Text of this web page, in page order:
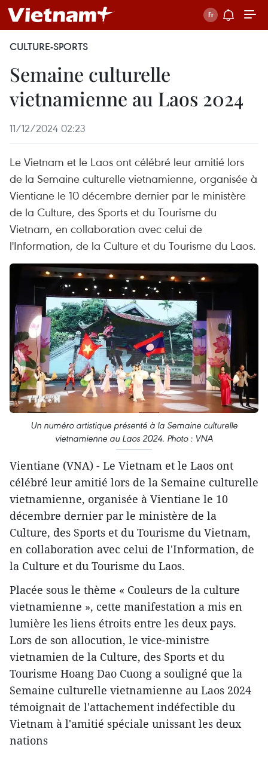
CULTURE-SPORTS
Semaine culturelle
vietnamienne au Laos 2024
11/12/2024 02:23
Le Vietnam et le Laos ont célébré leur amitié lors
de la Semaine culturelle vietnamienne, organisée à
Vientiane le 10 décembre dernier par le ministère
de la Culture, des Sports et du Tourisme du
Vietnam, en collaboration avec celui de
l'Information, de la Culture et du Tourisme du Laos.
Un numéro artistique présenté à la Semaine culturelle
vietnamienne au Laos 2024. Photo : VNA
Vientiane (VNA) - Le Vietnam et le Laos ont
célébré leur amitié lors de la Semaine culturelle
vietnamienne, organisée à Vientiane le 10
décembre dernier par le ministère de la
Culture, des Sports et du Tourisme du Vietnam,
en collaboration avec celui de l'Information, de
la Culture et du Tourisme du Laos.
Placée sous le thème « Couleurs de la culture
vietnamienne », cette manifestation a mis en
lumière les liens étroits entre les deux pays.
Lors de son allocution, le vice-ministre
vietnamien de la Culture, des Sports et du
Tourisme Hoang Dao Cuong a souligné que la
Semaine culturelle vietnamienne au Laos 2024
témoignait de l'attachement indéfectible du
Vietnam à l'amitié spéciale unissant les deux
nations